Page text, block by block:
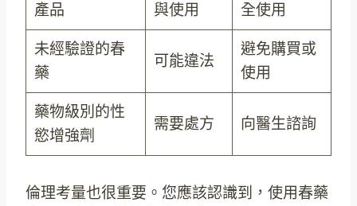
產品
與使用
全使用
未經驗證的春
藥
可能違法
避免購買或
使用
藥物級別的性
慾增強劑
需要處方 向醫生諮詢
倫理考量也很重要。您應該認識到，使用春藥